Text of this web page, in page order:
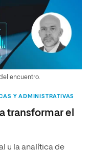
encuentro.
Y ADMINISTRATIVAS
transformar el
y la analítica de